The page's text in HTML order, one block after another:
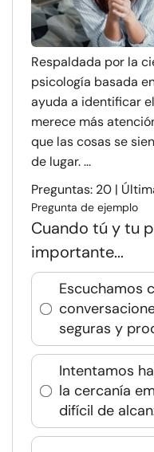
Respaldada por la
psicología basada
ayuda a identificar
merece más
que las cosas se
de lugar. ...
Preguntas: 20 |
Pregunta de ejemplo
Cuando tú y tu
importante...
Escuchamos
seguras y
Intentamos
la cercanía
difícil de